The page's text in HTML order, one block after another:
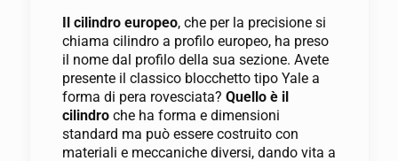
Il cilindro europeo, che per la precisione si
chiama cilindro a profilo europeo, ha preso
il nome dal profilo della sua sezione. Avete
presente il classico blocchetto tipo Yale a
forma di pera rovesciata? Quello è il
cilindroche ha forma e dimensioni
standard ma può essere costruito con
materiali e meccaniche diversi, dando vita a